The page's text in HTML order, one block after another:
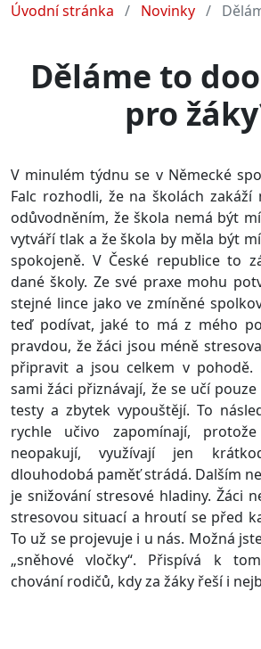
Úvodní stránka Novinky
Děláme to
pro
V minulém týdnu se v Německé
Falc rozhodli, že na školách zakáží
odůvodněním, že škola nemá být
vytváří tlak a že škola by měla být
spokojeně. V České republice to
dané školy. Ze své praxe mohu
stejné lince jako ve zmíněné
teď podívat, jaké to má z mého
pravdou, že žáci jsou méně
připravit a jsou celkem v pohodě.
sami žáci přiznávají, že se učí
testy a zbytek vypouštějí. To
rychle učivo zapomínají,
neopakují, využívají jen
dlouhodobá paměť strádá. Dalším
je snižování stresové hladiny. Žáci
stresovou situací a hroutí se před
To už se projevuje i u nás. Možná
„sněhové vločky“. Přispívá k
chování rodičů, kdy za žáky řeší i